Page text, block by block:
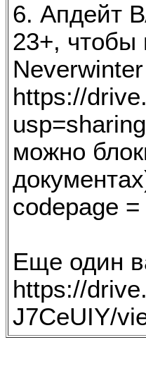
6. Апдейт
23+, чтобы
https://
можно
codepage
Еще один
https://
J7CeUIY/